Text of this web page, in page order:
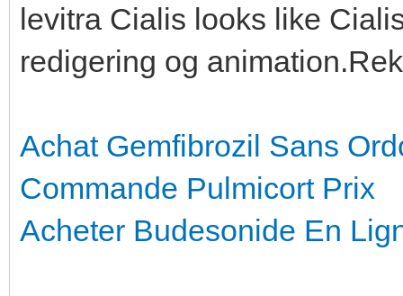
levitra Cialis looks like
redigering og
Achat Gemfibrozil Sans
Commande Pulmicort Prix
Acheter Budesonide En